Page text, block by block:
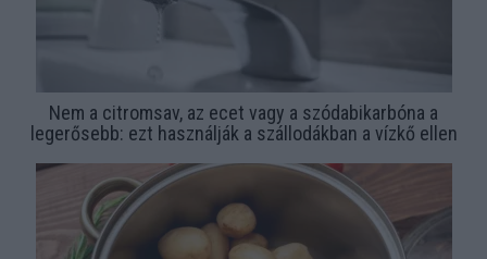
Nem a citromsav, az ecet vagy a szódabikarbóna a
legerősebb: ezt használják a szállodákban a vízkő ellen